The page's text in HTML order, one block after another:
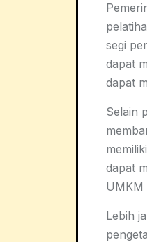
segi
dapat
dapat
Selain
dapat
UMKM
Lebih